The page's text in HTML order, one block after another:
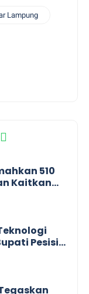
Lampung
510
Kaitkan
Politik
Pesisir
Sister City